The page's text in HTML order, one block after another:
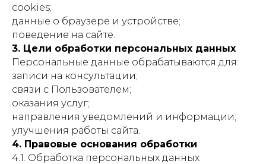
cookies;
данные о браузере и устройстве;
поведение на сайте.
3. Цели обработки персональных данных
Персональные данные обрабатываются для:
записи на консультации;
связи с Пользователем;
оказания услуг;
направления уведомлений и информации;
улучшения работы сайта.
4. Правовые основания обработки
4.1. Обработка персональных данных